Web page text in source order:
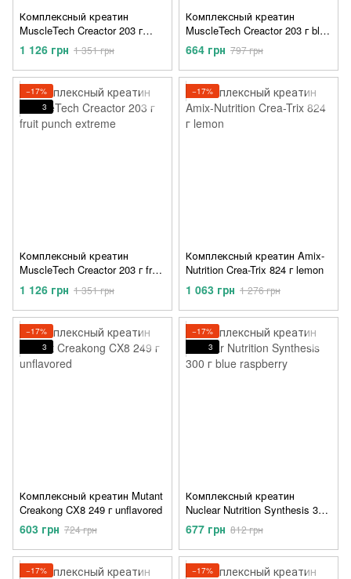
Комплексный креатин
MuscleTech Creactor 203 г
unflavored
1 126 грн 1 351 грн
Комплексный креатин
MuscleTech Creactor 203 г blue
raspberry blast
664 грн 797 грн
−17%
3
Комплексный креатин
MuscleTech Creactor 203 г fruit
punch extreme
1 126 грн 1 351 грн
−17%
Комплексный креатин Amix-
Nutrition Crea-Trix 824 г lemon
1 063 грн 1 276 грн
−17%
3
Комплексный креатин Mutant
Creakong CX8 249 г unflavored
603 грн 724 грн
−17%
3
Комплексный креатин
Nuclear Nutrition Synthesis 300
г blue raspberry
677 грн 812 грн
−17%
−17%